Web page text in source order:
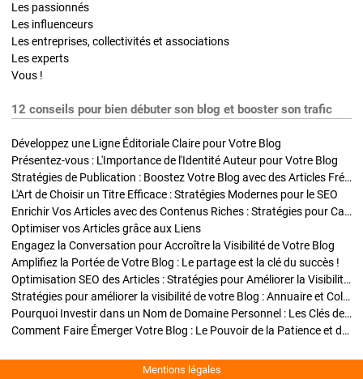
Les passionnés
Les influenceurs
Les entreprises, collectivités et associations
Les experts
Vous !
12 conseils pour bien débuter son blog et booster son trafic
Développez une Ligne Éditoriale Claire pour Votre Blog
Présentez-vous : L'Importance de l'Identité Auteur pour Votre Blog
Stratégies de Publication : Boostez Votre Blog avec des Articles Fréquents et Exclusifs
L'Art de Choisir un Titre Efficace : Stratégies Modernes pour le SEO
Enrichir Vos Articles avec des Contenus Riches : Stratégies pour Captiver et Optimiser
Optimiser vos Articles grâce aux Liens
Engagez la Conversation pour Accroître la Visibilité de Votre Blog
Amplifiez la Portée de Votre Blog : Le partage est la clé du succès !
Optimisation SEO des Articles : Stratégies pour Améliorer la Visibilité de Votre Blog
Stratégies pour améliorer la visibilité de votre Blog : Annuaire et Collaborations
Pourquoi Investir dans un Nom de Domaine Personnel : Les Clés de la Réussite de Votre Blog
Comment Faire Émerger Votre Blog : Le Pouvoir de la Patience et de la Persévérance
Mentions légales